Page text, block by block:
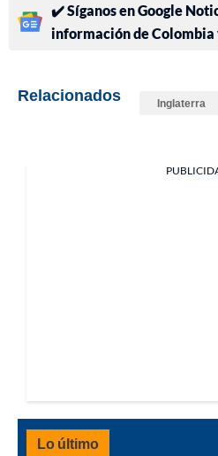
✔️ Síganos en Google
información de Colombia
Relacionados Inglaterra
Lo último